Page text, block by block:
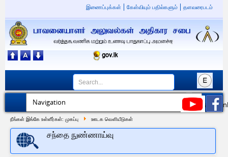
இணைப்புக்கள் கேள்வியும் பதில்களும் தளவரைபடம்
நீங்கள் இங்கே உள்ளீர்கள்: முகப்பு ஊடக வெளியீடுகள்
சந்தை நுண்ணாய்வு